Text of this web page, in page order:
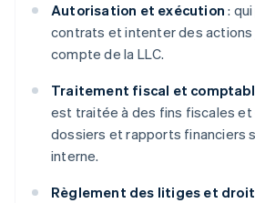
Autorisation et exécution :
contrats et intenter des actions
compte de la LLC.
Traitement fiscal et
est traitée à des fins fiscales
dossiers et rapports financiers
interne.
Règlement des litiges et